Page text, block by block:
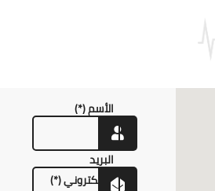
الأسم (*)
البريد
اللإلكتروني (*)